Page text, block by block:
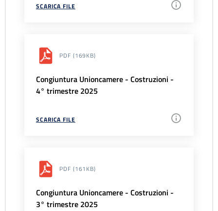
SCARICA FILE
PDF (169KB)
Congiuntura Unioncamere - Costruzioni -
4° trimestre 2025
SCARICA FILE
PDF (161KB)
Congiuntura Unioncamere - Costruzioni -
3° trimestre 2025